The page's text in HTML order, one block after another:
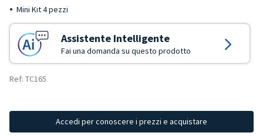
Mini Kit 4 pezzi
Assistente Intelligente
Fai una domanda su questo prodotto
Ref: TC165
Accedi per conoscere i prezzi e acquistare